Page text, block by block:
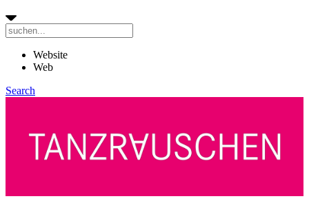
Website
Web
Search